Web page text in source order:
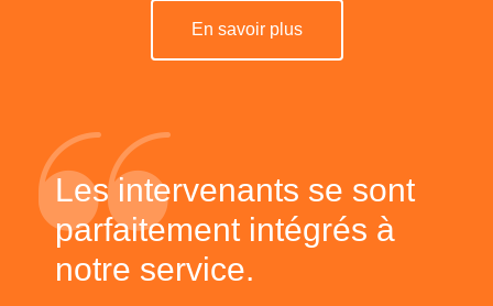
En savoir plus
Les intervenants se sont
parfaitement intégrés à
notre service.